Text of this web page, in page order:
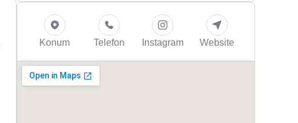
Konum Telefon Instagram Website